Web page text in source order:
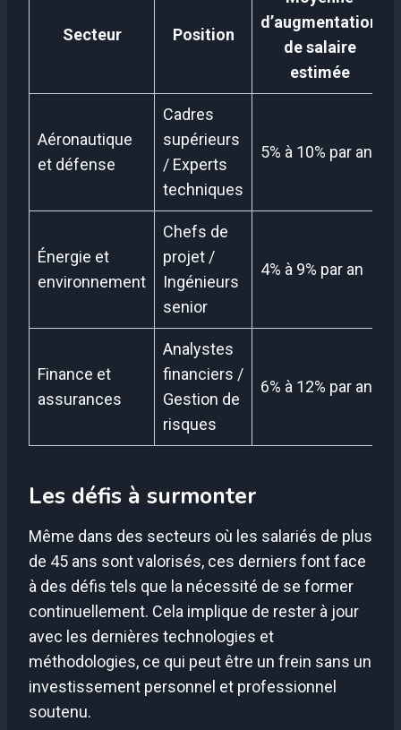
Secteur Position
d’augmentation
de salaire
estimée
Aéronautique
et défense
Cadres
supérieurs
/ Experts
techniques
5% à 10% par an
Énergie et
environnement
Chefs de
projet /
Ingénieurs
senior
4% à 9% par an
Finance et
assurances
Analystes
financiers /
Gestion de
risques
6% à 12% par an
Les défis à surmonter
Même dans des secteurs où les salariés de plus
de 45 ans sont valorisés, ces derniers font face
à des défis tels que la nécessité de se former
continuellement. Cela implique de rester à jour
avec les dernières technologies et
méthodologies, ce qui peut être un frein sans un
investissement personnel et professionnel
soutenu.